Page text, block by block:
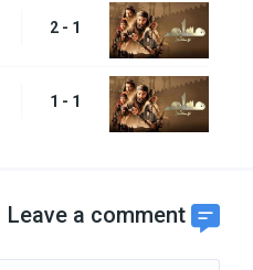
1 - 2
1 - 1
Leave a comment